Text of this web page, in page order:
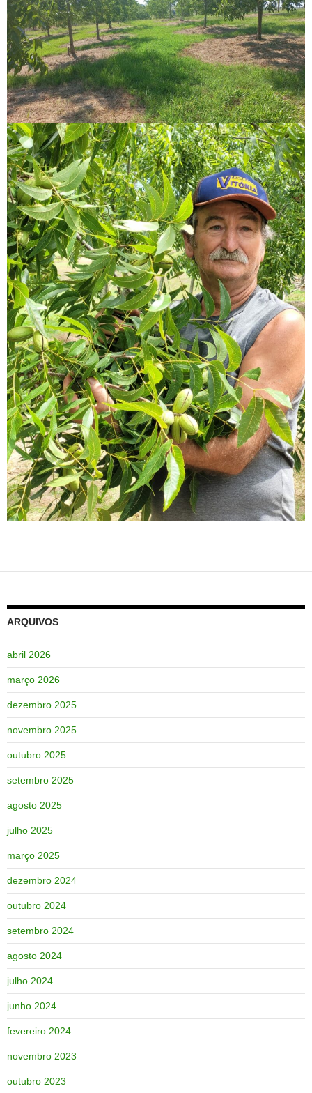
ARQUIVOS
abril 2026
março 2026
dezembro 2025
novembro 2025
outubro 2025
setembro 2025
agosto 2025
julho 2025
março 2025
dezembro 2024
outubro 2024
setembro 2024
agosto 2024
julho 2024
junho 2024
fevereiro 2024
novembro 2023
outubro 2023